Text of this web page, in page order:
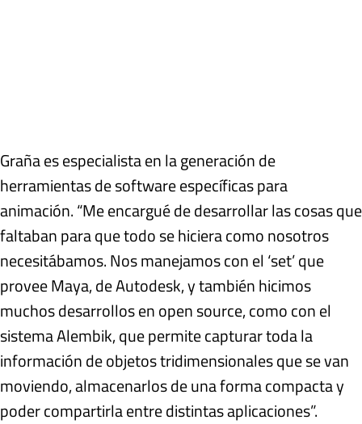
Graña es especialista en la generación de
herramientas de software específicas para
animación. “Me encargué de desarrollar las cosas que
faltaban para que todo se hiciera como nosotros
necesitábamos. Nos manejamos con el ‘set’ que
provee Maya, de Autodesk, y también hicimos
muchos desarrollos en open source, como con el
sistema Alembik, que permite capturar toda la
información de objetos tridimensionales que se van
moviendo, almacenarlos de una forma compacta y
poder compartirla entre distintas aplicaciones”.